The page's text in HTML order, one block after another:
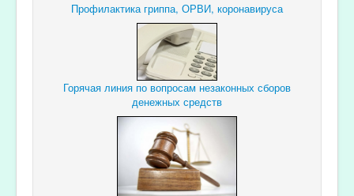
Профилактика гриппа, ОРВИ, коронавируса
Горячая линия по вопросам незаконных сборов
денежных средств